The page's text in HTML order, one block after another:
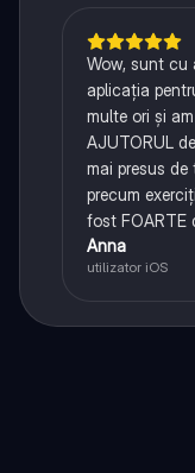
Wow, sunt cu
aplicația
multe ori și
AJUTORUL
mai presus
precum
fost FOARTE
Anna
utilizator iOS